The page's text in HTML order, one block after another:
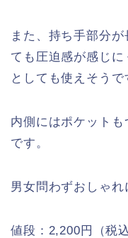
また、持ち手部分
ても圧迫感が感じ
としても使えそうで
内側にはポケットも
です。
男女問わずおしゃれ
値段：2,200円（税込